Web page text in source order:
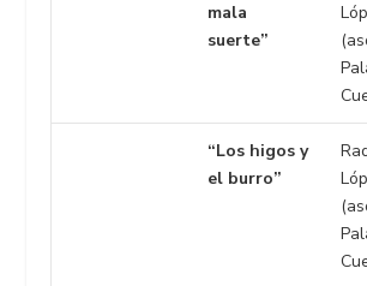
mala
suerte”
“Los higos y
el burro”